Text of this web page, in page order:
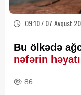
09:10 / 07 Avqust
Bu ölkədə
nəfərin
86